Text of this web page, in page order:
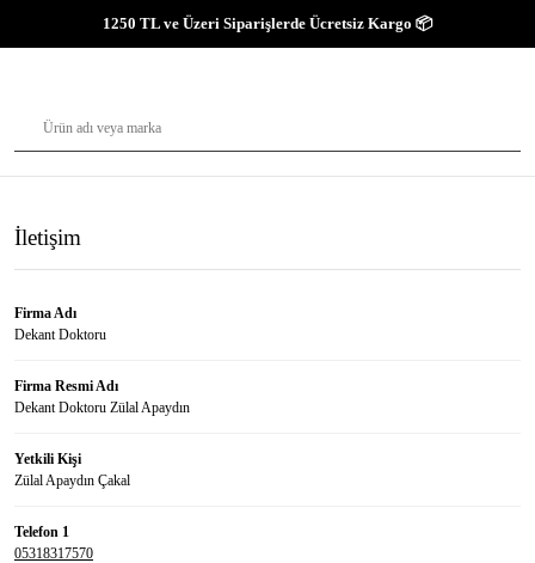
1250 TL ve Üzeri Siparişlerde Ücretsiz Kargo 📦
İletişim
Firma Adı
Dekant Doktoru
Firma Resmi Adı
Dekant Doktoru Zülal Apaydın
Yetkili Kişi
Zülal Apaydın Çakal
Telefon 1
05318317570